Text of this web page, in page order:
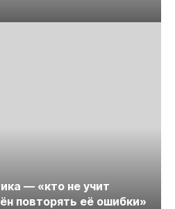
— «кто не учит
повторять её ошибки»